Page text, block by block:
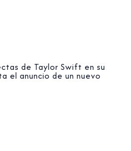
de Taylor Swift en su
el anuncio de un nuevo